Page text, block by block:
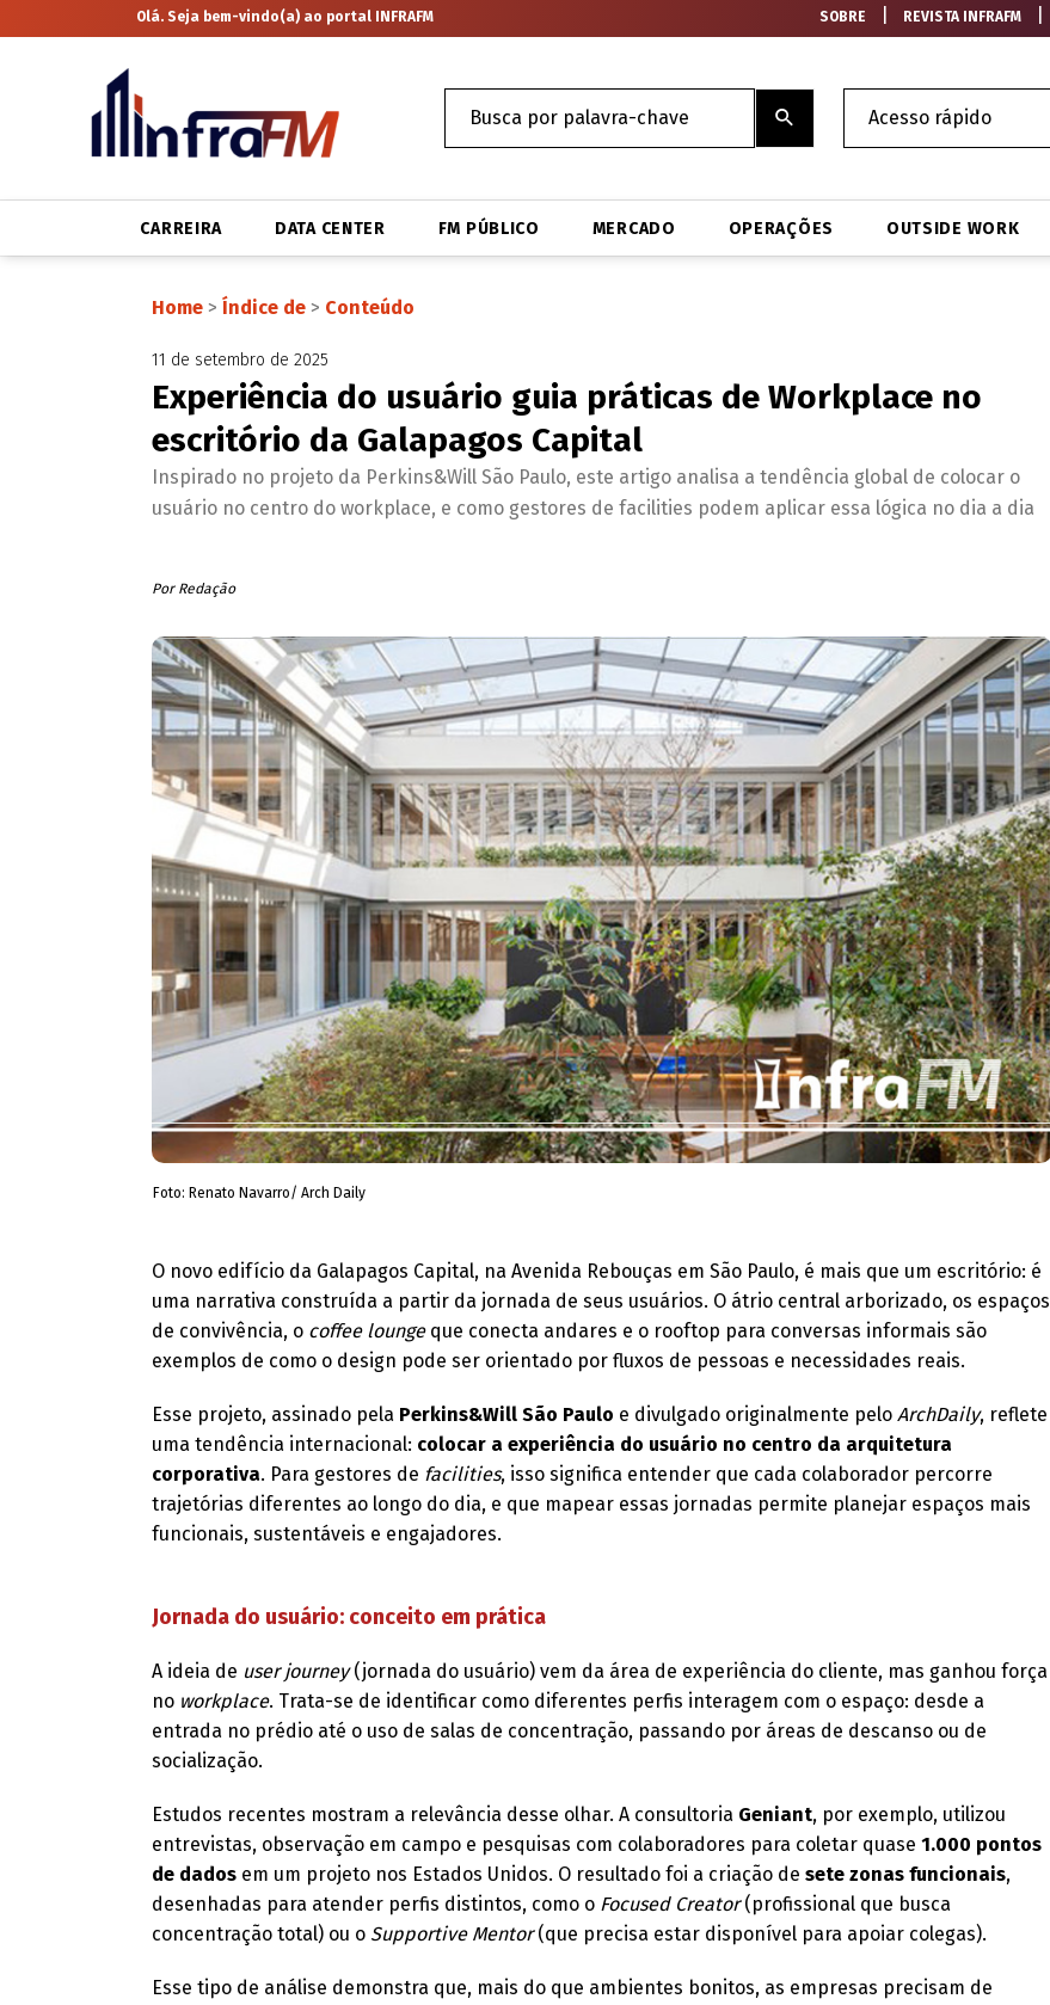
Olá. Seja bem-vindo(a) ao portal INFRAFM SOBRE REVISTA INFRAFM
CARREIRA DATA CENTER FM PÚBLICO MERCADO OPERAÇÕES OUTSIDE WORK
Home> Índice de > Conteúdo
11 de setembro de 2025
Experiência do usuário guia práticas de Workplace no
escritório da Galapagos Capital
Inspirado no projeto da Perkins&Will São Paulo, este artigo analisa a tendência global de colocar o
usuário no centro do workplace, e como gestores de facilities podem aplicar essa lógica no dia a dia
Por Redação
Foto: Renato Navarro/ Arch Daily
O novo edifício da Galapagos Capital, na Avenida Rebouças em São Paulo, é mais que um escritório: é
uma narrativa construída a partir da jornada de seus usuários. O átrio central arborizado, os espaços
de convivência, o coffee loungeque conecta andares e o rooftop para conversas informais são
exemplos de como o design pode ser orientado por fluxos de pessoas e necessidades reais.
Esse projeto, assinado pela Perkins&Will São Paulo e divulgado originalmente pelo ArchDaily, reflete
uma tendência internacional: colocar a experiência do usuário no centro da arquitetura
corporativa. Para gestores de facilities, isso significa entender que cada colaborador percorre
trajetórias diferentes ao longo do dia, e que mapear essas jornadas permite planejar espaços mais
funcionais, sustentáveis e engajadores.
Jornada do usuário: conceito em prática
A ideia de user journey(jornada do usuário) vem da área de experiência do cliente, mas ganhou força
no workplace. Trata-se de identificar como diferentes perfis interagem com o espaço: desde a
entrada no prédio até o uso de salas de concentração, passando por áreas de descanso ou de
socialização.
Estudos recentes mostram a relevância desse olhar. A consultoria Geniant, por exemplo, utilizou
entrevistas, observação em campo e pesquisas com colaboradores para coletar quase 1.000 pontos
de dadosem um projeto nos Estados Unidos. O resultado foi a criação de sete zonas funcionais,
desenhadas para atender perfis distintos, como o Focused Creator(profissional que busca
concentração total) ou o Supportive Mentor(que precisa estar disponível para apoiar colegas).
Esse tipo de análise demonstra que, mais do que ambientes bonitos, as empresas precisam de